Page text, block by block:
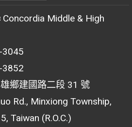
Concordia Middle & High
鄉建國路二段 31 號
Rd., Minxiong Township,
Taiwan (R.O.C.)